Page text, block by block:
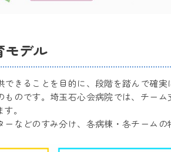
デル
できることを目的に、段階を踏んで確
のです。埼玉石心会病院では、チー
。
などのすみ分け、各病棟・各チーム